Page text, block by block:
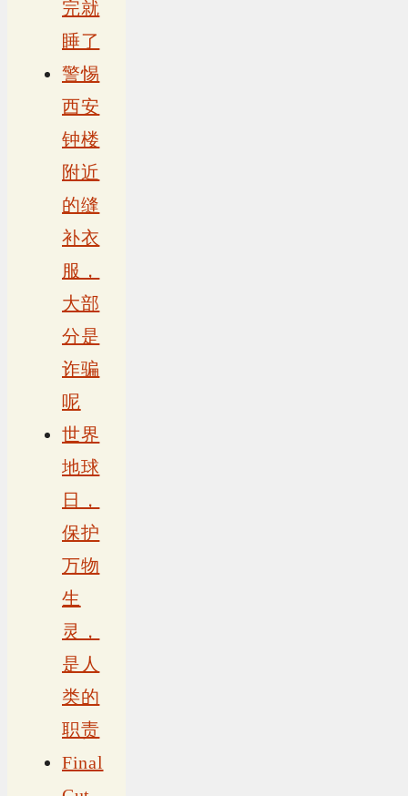
完就
睡了
警惕
西安
钟楼
附近
的缝
补衣
服，
大部
分是
诈骗
呢
世界
地球
日，
保护
万物
生
灵，
是人
类的
职责
Final